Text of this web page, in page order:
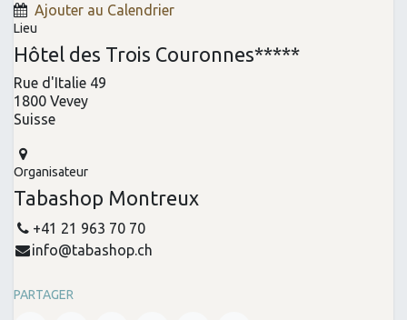
Ajouter au Calendrier
Lieu
Hôtel des Trois Couronnes*****
Rue d'Italie 49
1800 Vevey
Suisse
Organisateur
Tabashop Montreux
+41 21 963 70 70
info@tabashop.ch
PARTAGER